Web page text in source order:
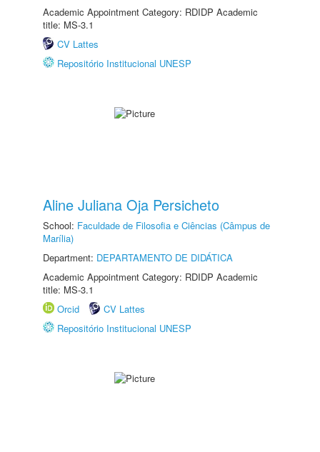
Academic Appointment Category: RDIDP Academic
title: MS-3.1
CV Lattes
Repositório Institucional UNESP
Aline Juliana Oja Persicheto
School: Faculdade de Filosofia e Ciências (Câmpus de
Marília)
Department: DEPARTAMENTO DE DIDÁTICA
Academic Appointment Category: RDIDP Academic
title: MS-3.1
Orcid
CV Lattes
Repositório Institucional UNESP